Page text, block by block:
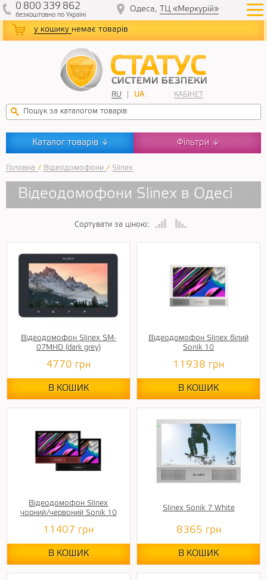
у кошику немає товарів
RU UA КАБІНЕТ
0 800 339 862
безкоштовнопо Україні
Одеса, ТЦ «Меркурій»
Каталог товарів ↓ Фільтри ↓
Головна / Відеодомофони / Slinex
Відеодомофони Slinex в Одесі
Сортувати за ціною:
Відеодомофон Slinex SM-
07MHD (dark grey)
4770 грн
В КОШИК
Відеодомофон Slinex білий
Sonik 10
11938 грн
В КОШИК
Відеодомофон Slinex
чорний/червоний Sonik 10
11407 грн
В КОШИК
Slinex Sonik 7 White
8365 грн
В КОШИК